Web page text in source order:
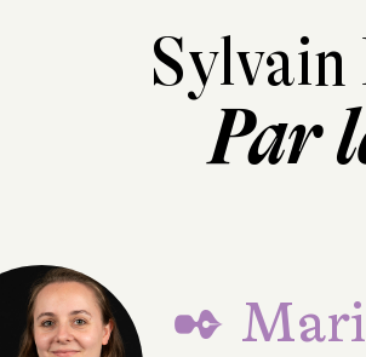
Sylvain
Par
✒